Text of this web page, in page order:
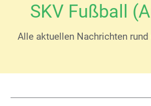
SKV Fußball
Alle aktuellen Nachrichten